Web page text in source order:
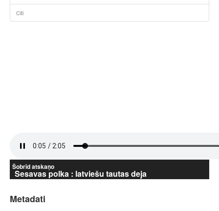
Citi
Šobrīd atskaņo
Sesavas polka : latviešu tautas deja
Metadati